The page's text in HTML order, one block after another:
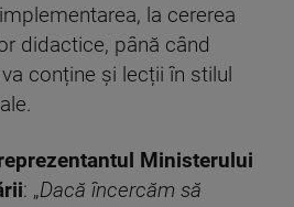
la cererea
didactice, până când
conține și lecții în stilul
Ministerului
: „Dacă încercăm să